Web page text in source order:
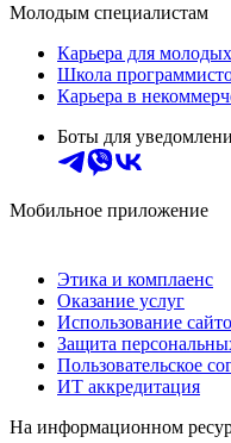
Молодым специалистам
Карьера для
Школа
Карьера в
Боты для
Мобильное приложение
Этика и комплаенс
Оказание услуг
Использование
Защита
Пользовательское
ИТ аккредитация
На информационном